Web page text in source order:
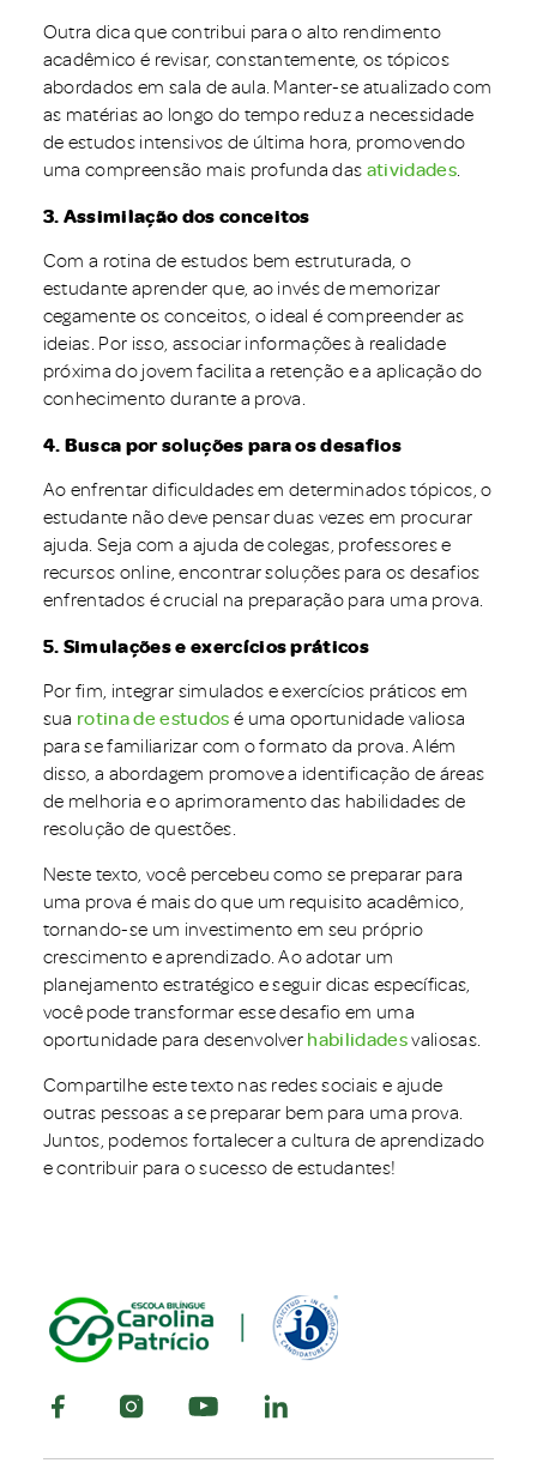
Outra dica que contribui para o alto rendimento
acadêmico é revisar, constantemente, os tópicos
abordados em sala de aula. Manter-se atualizado com
as matérias ao longo do tempo reduz a necessidade
de estudos intensivos de última hora, promovendo
uma compreensão mais profunda das atividades.
3. Assimilação dos conceitos
Com a rotina de estudos bem estruturada, o
estudante aprender que, ao invés de memorizar
cegamente os conceitos, o ideal é compreender as
ideias. Por isso, associar informações à realidade
próxima do jovem facilita a retenção e a aplicação do
conhecimento durante a prova.
4. Busca por soluções para os desafios
Ao enfrentar dificuldades em determinados tópicos, o
estudante não deve pensar duas vezes em procurar
ajuda. Seja com a ajuda de colegas, professores e
recursos online, encontrar soluções para os desafios
enfrentados é crucial na preparação para uma prova.
5. Simulações e exercícios práticos
Por fim, integrar simulados e exercícios práticos em
sua rotina de estudos é uma oportunidade valiosa
para se familiarizar com o formato da prova. Além
disso, a abordagem promove a identificação de áreas
de melhoria e o aprimoramento das habilidades de
resolução de questões.
Neste texto, você percebeu como se preparar para
uma prova é mais do que um requisito acadêmico,
tornando-se um investimento em seu próprio
crescimento e aprendizado. Ao adotar um
planejamento estratégico e seguir dicas específicas,
você pode transformar esse desafio em uma
oportunidade para desenvolver habilidadesvaliosas.
Compartilhe este texto nas redes sociais e ajude
outras pessoas a se preparar bem para uma prova.
Juntos, podemos fortalecer a cultura de aprendizado
e contribuir para o sucesso de estudantes!